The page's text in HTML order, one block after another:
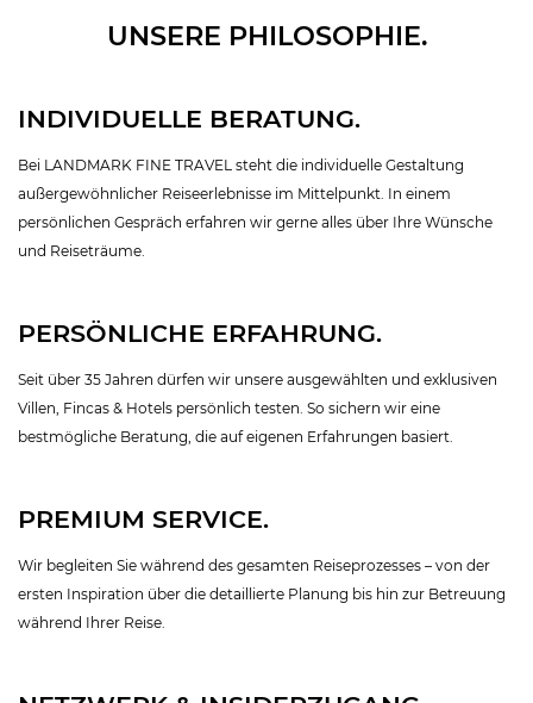
UNSERE PHILOSOPHIE.
INDIVIDUELLE BERATUNG.
Bei LANDMARK FINE TRAVEL steht die individuelle Gestaltung
außergewöhnlicher Reiseerlebnisse im Mittelpunkt. In einem
persönlichen Gespräch erfahren wir gerne alles über Ihre Wünsche
und Reiseträume.
PERSÖNLICHE ERFAHRUNG.
Seit über 35 Jahren dürfen wir unsere ausgewählten und exklusiven
Villen, Fincas & Hotels persönlich testen. So sichern wir eine
bestmögliche Beratung, die auf eigenen Erfahrungen basiert.
PREMIUM SERVICE.
Wir begleiten Sie während des gesamten Reiseprozesses – von der
ersten Inspiration über die detaillierte Planung bis hin zur Betreuung
während Ihrer Reise.